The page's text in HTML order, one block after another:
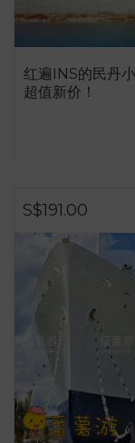
红遍INS的民丹
超值新价！
S$191.00